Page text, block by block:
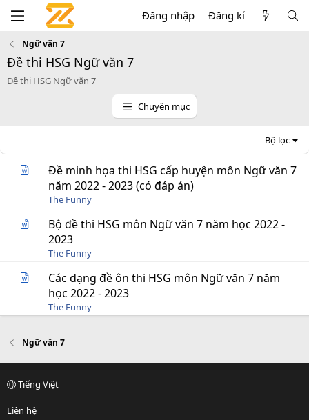
Đăng nhập Đăng kí
Ngữ văn 7
Đề thi HSG Ngữ văn 7
Đề thi HSG Ngữ văn 7
Chuyên mục
Bộ lọc
Đề minh họa thi HSG cấp huyện môn Ngữ văn 7
năm 2022 - 2023 (có đáp án)
The Funny
Bộ đề thi HSG môn Ngữ văn 7 năm học 2022 -
2023
The Funny
Các dạng đề ôn thi HSG môn Ngữ văn 7 năm
học 2022 - 2023
The Funny
Ngữ văn 7
Tiếng Việt
Liên hệ